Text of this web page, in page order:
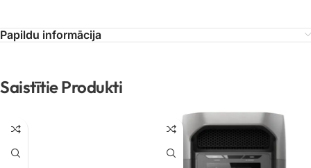
Papildu informācija
Saistītie Produkti